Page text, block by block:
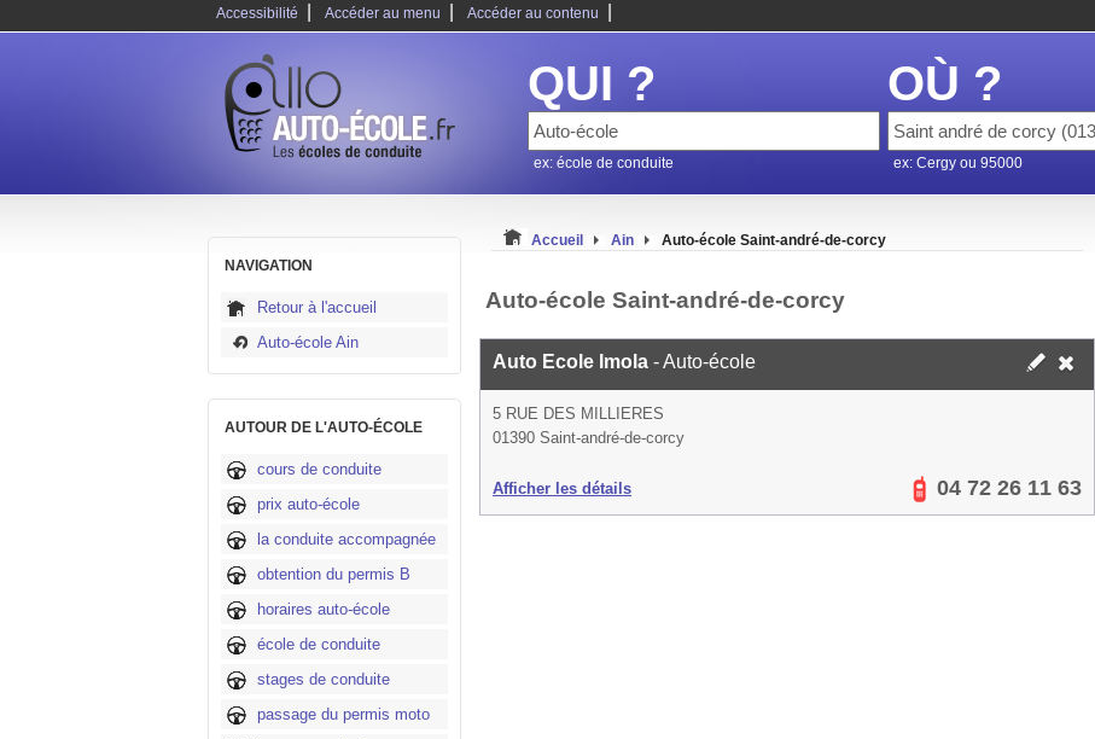
Accessibilité Accéder au menu Accéder au contenu
QUI ?
ex: école de conduite
OÙ ?
ex: Cergy ou 95000
NAVIGATION
Retour à l'accueil
Auto-école Ain
AUTOUR DE L'AUTO-ÉCOLE
cours de conduite
prix auto-école
la conduite accompagnée
obtention du permis B
horaires auto-école
école de conduite
stages de conduite
passage du permis moto
Accueil Ain Auto-école Saint-andré-de-corcy
Auto-école Saint-andré-de-corcy
Auto Ecole Imola - Auto-école
5 RUE DES MILLIERES
01390 Saint-andré-de-corcy
Afficher les détails 04 72 26 11 63